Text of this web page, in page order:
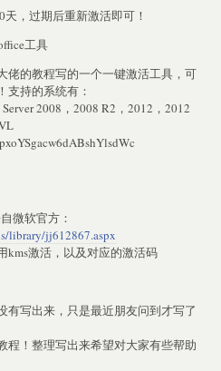
，过期后重新激活即可！
工具
佬的教程写的一个一键激活工具，可
支持的系统有：
2008，2008 R2，2012，2012
微软官方：
library/jj612867.aspx
kms激活，以及对应的激活码
有写出来，只是最近朋友问到才写了
程！整理写出来希望对大家有些帮助